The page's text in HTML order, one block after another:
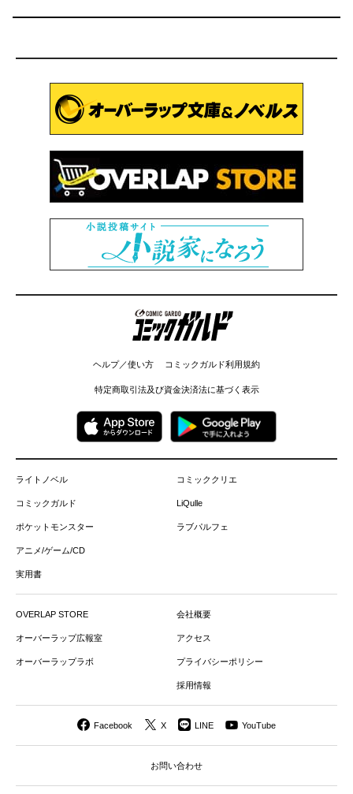
コミックガルド
ヘルプ／使い方 コミックガルド利用規約
特定商取引法及び資金決済法に基づく表示
ライトノベル
コミックガルド
ポケットモンスター
アニメ/ゲーム/CD
実用書
コミッククリエ
LiQulle
ラブパルフェ
OVERLAP STORE
オーバーラップ広報室
オーバーラップラボ
会社概要
アクセス
プライバシーポリシー
採用情報
Facebook X LINE YouTube
お問い合わせ